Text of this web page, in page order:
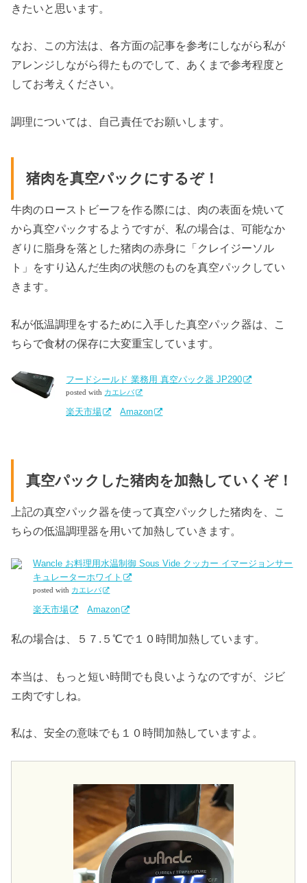
きたいと思います。
なお、この方法は、各方面の記事を参考にしながら私が
アレンジしながら得たものでして、あくまで参考程度と
してお考えください。
調理については、自己責任でお願いします。
猪肉を真空パックにするぞ！
牛肉のローストビーフを作る際には、肉の表面を焼いて
から真空パックするようですが、私の場合は、可能なか
ぎりに脂身を落とした猪肉の赤身に「クレイジーソル
ト」をすり込んだ生肉の状態のものを真空パックしてい
きます。
私が低温調理をするために入手した真空パック器は、こ
ちらで食材の保存に大変重宝しています。
フードシールド 業務用 真空パック器 JP290
posted with カエレバ
楽天市場 Amazon
真空パックした猪肉を加熱していくぞ！
上記の真空パック器を使って真空パックした猪肉を、こ
ちらの低温調理器を用いて加熱していきます。
Wancle お料理用水温制御 Sous Vide クッカー イマージョンサー
キュレーターホワイト
posted with カエレバ
楽天市場 Amazon
私の場合は、５７.５℃で１０時間加熱しています。
本当は、もっと短い時間でも良いようなのですが、ジビ
エ肉ですしね。
私は、安全の意味でも１０時間加熱していますよ。